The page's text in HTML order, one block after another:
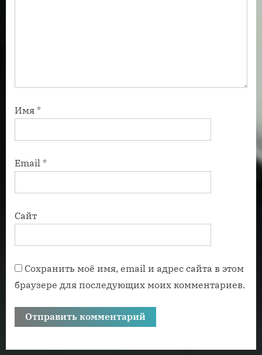
Имя *
Email *
Сайт
Сохранить моё имя, email и адрес сайта в этом
браузере для последующих моих комментариев.